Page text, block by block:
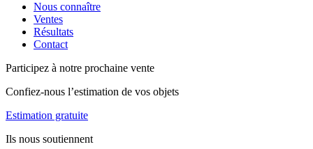
Nous connaître
Ventes
Résultats
Contact
Participez à notre prochaine vente
Confiez-nous l’estimation de vos objets
Estimation gratuite
Ils nous soutiennent